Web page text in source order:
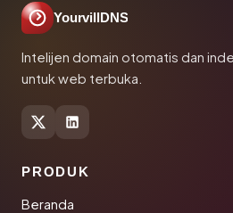
YourvillDNS
Intelijen domain otomatis dan
untuk web terbuka.
PRODUK
Beranda